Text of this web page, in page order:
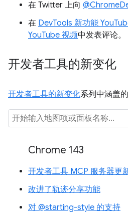
在 Twitter 上向
在 DevTools 新功能
YouTube 视频中发表评论。
开发者工具的新变化
开发者工具的新变化系列中涵盖
Chrome 143
开发者工具 MCP 服务器更
改进了轨迹分享功能
对 @starting-style 的支持